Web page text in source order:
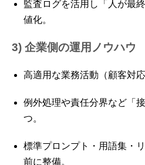
監査ログを活用し「人が最
値化。
3) 企業側の運用ノウハウ
高適用な業務活動（顧客対
例外処理や責任分界など「
つ。
標準プロンプト・用語集・
前に整備。